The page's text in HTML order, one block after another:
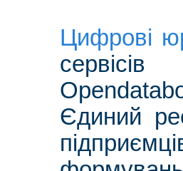
Цифрові
Єдиний